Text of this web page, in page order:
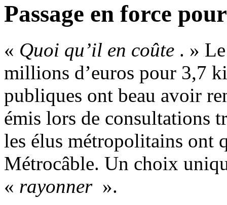
Passage en force
« Quoi qu’il en coûte . »
millions d’euros pour 3,7
publiques ont beau avoir
émis lors de consultations
les élus métropolitains ont
Métrocâble. Un choix
« rayonner ».